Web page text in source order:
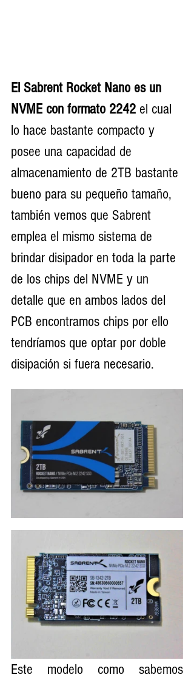
El Sabrent Rocket Nano es un
NVME con formato 2242 el cual
lo hace bastante compacto y
posee una capacidad de
almacenamiento de 2TB bastante
bueno para su pequeño tamaño,
también vemos que Sabrent
emplea el mismo sistema de
brindar disipador en toda la parte
de los chips del NVME y un
detalle que en ambos lados del
PCB encontramos chips por ello
tendríamos que optar por doble
disipación si fuera necesario.
Este modelo como sabemos